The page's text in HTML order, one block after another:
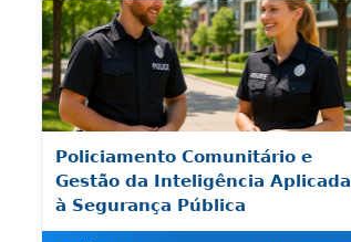
Policiamento Comunitário e
Gestão da Inteligência Aplicada
à Segurança Pública